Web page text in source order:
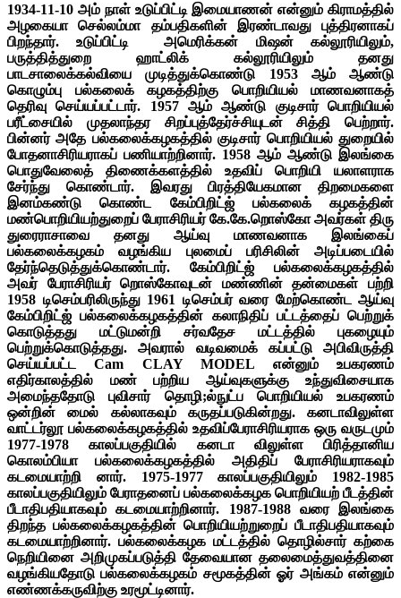
1934-11-10 அம் நாள் உடுப்பிட்டி இமையாணன் என்னும் கிராமத்தில்
அழகையா செல்லம்மா தம்பதிகளின் இரண்டாவது புத்திரனாகப்
பிறந்தார். உடுப்பிட்டி அமெரிக்கன் மிஷன் கல்லூரியிலும்,
பருத்தித்துறை ஹாட்லிக் கல்லூரியிலும் தனது
பாடசாலைக்கல்வியை முடித்துக்கொண்டு 1953 ஆம் ஆண்டு
கொழும்பு பல்கலைக் கழகத்திற்கு பொறியியல் மாணவனாகத்
தெரிவு செய்யப்பட்டார். 1957 ஆம் ஆண்டு குடிசார் பொறியியல்
பரீட்சையில் முதலாந்தர சிறப்புத்தேர்ச்சியுடன் சித்தி பெற்றார்.
பின்னர் அதே பல்கலைக்கழகத்தில் குடிசார் பொறியியல் துறையில்
போதனாசிரியராகப் பணியாற்றினார். 1958 ஆம் ஆண்டு இலங்கை
பொதுவேலைத் திணைக்களத்தில் உதவிப் பொறியி யலாளராக
சேர்ந்து கொண்டார். இவரது பிரத்தியேகமான திறமைகளை
இனம்கண்டு கொண்ட கேம்பிறிட்ஜ் பல்கலைக் கழகத்தின்
மண்பொறியியற்துறைப் பேராசிரியர் கே.கே.றொஸ்கோ அவர்கள் திரு
துரைராசாவை தனது ஆய்வு மாணவனாக இலங்கைப்
பல்கலைக்கழகம் வழங்கிய புலமைப் பரிசிலின் அடிப்படையில்
தேர்ந்தெடுத்துக்கொண்டார். கேம்பிறிட்ஜ் பல்கலைக்கழகத்தில்
அவர் பேராசிரியர் றொஸ்கோவுடன் மண்ணின் தன்மைகள் பற்றி
1958 டிசெம்பரிலிருந்து 1961 டிசெம்பர் வரை மேற்கொண்ட ஆய்வு
கேம்பிறிட்ஜ் பல்கலைக்கழகத்தின் கலாநிதிப் பட்டத்தைப் பெற்றுக்
கொடுத்தது மட்டுமன்றி சர்வதேச மட்டத்தில் புகழையும்
பெற்றுக்கொடுத்தது. அவரால் வடிவமைக் கப்பட்டு அபிவிருத்தி
செய்யப்பட்ட Cam CLAY MODEL என்னும் உபகரணம்
எதிர்காலத்தில் மண் பற்றிய ஆய்வுகளுக்கு உந்துவிசையாக
அமைந்ததோடு புவிசார் தொழி;ல்நுட்ப பொறியியல் உபகரணம்
ஒன்றின் மைல் கல்லாகவும் கருதப்படுகின்றது. கனடாவிலுள்ள
வாட்டர்லூ பல்கலைக்கழகத்தில் உதவிப்பேராசிரியராக ஒரு வருடமும்
1977-1978 காலப்பகுதியில் கனடா விலுள்ள பிரித்தானிய
கொலம்பியா பல்கலைக்கழகத்தில் அதிதிப் பேராசிரியராகவும்
கடமையாற்றி னார். 1975-1977 காலப்பகுதியிலும் 1982-1985
காலப்பகுதியிலும் பேராதனைப் பல்கலைக்கழக பொறியியற் பீடத்தின்
பீடாதிபதியாகவும் கடமையாற்றினார். 1987-1988 வரை இலங்கை
திறந்த பல்கலைக்கழகத்தின் பொறியியற்றுறைப் பீடாதிபதியாகவும்
கடமையாற்றினார். பல்கலைக்கழக மட்டத்தில் தொழில்சார் கற்கை
நெறியினை அறிமுகப்படுத்தி தேவையான தலைமைத்துவத்தினை
வழங்கியதோடு பல்கலைக்கழகம் சமூகத்தின் ஓர் அங்கம் என்னும்
எண்ணக்கருவிற்கு உரமூட்டினார்.